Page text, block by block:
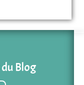
Blog